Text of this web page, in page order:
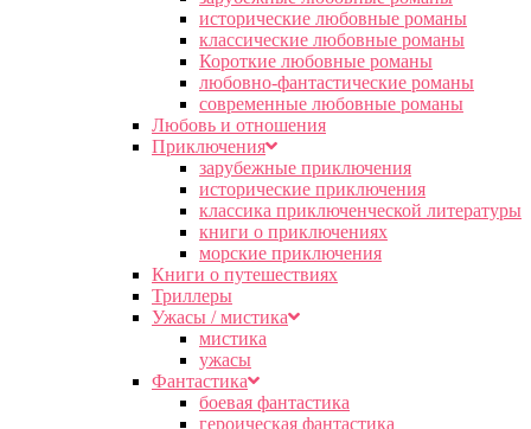
исторические любовные романы
классические любовные романы
Короткие любовные романы
любовно-фантастические романы
современные любовные романы
Любовь и отношения
Приключения
зарубежные приключения
исторические приключения
классика приключенческой литературы
книги о приключениях
морские приключения
Книги о путешествиях
Триллеры
Ужасы / мистика
мистика
ужасы
Фантастика
боевая фантастика
героическая фантастика